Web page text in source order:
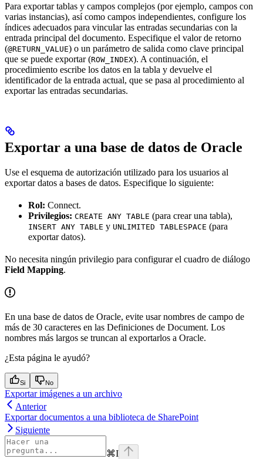
Para exportar tablas y campos complejos (por ejemplo, campos con
varias instancias), así como campos independientes, configure los
índices adecuados para vincular las entradas secundarias con la
entrada principal del documento. Especifique el valor de retorno
(@RETURN_VALUE) o un parámetro de salida como clave principal
que se puede exportar (ROW_INDEX). A continuación, el
procedimiento escribe los datos en la tabla y devuelve el
identificador de la entrada actual, que se pasa al procedimiento al
exportar las entradas secundarias.
Exportar a una base de datos de Oracle
Use el esquema de autorización utilizado para los usuarios al
exportar datos a bases de datos. Especifique lo siguiente:
Rol: Connect.
Privilegios: CREATE ANY TABLE (para crear una tabla),
INSERT ANY TABLE y UNLIMITED TABLESPACE (para
exportar datos).
No necesita ningún privilegio para configurar el cuadro de diálogo
Field Mapping.
En una base de datos de Oracle, evite usar nombres de campo de
más de 30 caracteres en las Definiciones de Document. Los
nombres más largos se truncan al exportarlos a Oracle.
¿Esta página le ayudó?
Si No
Exportar imágenes a un archivo
Anterior
Exportar documentos a una biblioteca de SharePoint
Siguiente
⌘I